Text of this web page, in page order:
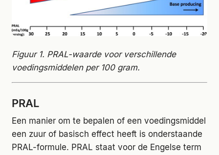
Figuur 1. PRAL-waarde voor verschillende
voedingsmiddelen per 100 gram.
PRAL
Een manier om te bepalen of een voedingsmiddel
een zuur of basisch effect heeft is onderstaande
PRAL-formule. PRAL staat voor de Engelse term